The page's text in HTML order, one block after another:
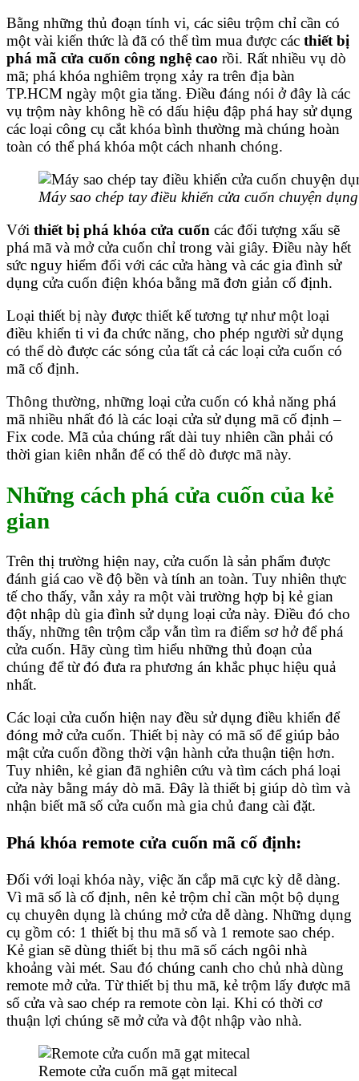
Bằng những thủ đoạn tính vi, các siêu trộm chỉ cần có
một vài kiến thức là đã có thể tìm mua được các thiết bị
phá mã cửa cuốn công nghệ cao rồi. Rất nhiều vụ dò
mã; phá khóa nghiêm trọng xảy ra trên địa bàn
TP.HCM ngày một gia tăng. Điều đáng nói ở đây là các
vụ trộm này không hề có dấu hiệu đập phá hay sử dụng
các loại công cụ cắt khóa bình thường mà chúng hoàn
toàn có thể phá khóa một cách nhanh chóng.
Máy sao chép tay điều khiển cửa cuốn chuyện dụng
Với thiết bị phá khóa cửa cuốn các đối tượng xấu sẽ
phá mã và mở cửa cuốn chỉ trong vài giây. Điều này hết
sức nguy hiểm đối với các cửa hàng và các gia đình sử
dụng cửa cuốn điện khóa bằng mã đơn giản cố định.
Loại thiết bị này được thiết kế tương tự như một loại
điều khiển ti vi đa chức năng, cho phép người sử dụng
có thể dò được các sóng của tất cả các loại cửa cuốn có
mã cố định.
Thông thường, những loại cửa cuốn có khả năng phá
mã nhiều nhất đó là các loại cửa sử dụng mã cố định –
Fix code. Mã của chúng rất dài tuy nhiên cần phải có
thời gian kiên nhẫn để có thể dò được mã này.
Những cách phá cửa cuốn của kẻ
gian
Trên thị trường hiện nay, cửa cuốn là sản phẩm được
đánh giá cao về độ bền và tính an toàn. Tuy nhiên thực
tế cho thấy, vẫn xảy ra một vài trường hợp bị kẻ gian
đột nhập dù gia đình sử dụng loại cửa này. Điều đó cho
thấy, những tên trộm cắp vẫn tìm ra điểm sơ hở để phá
cửa cuốn. Hãy cùng tìm hiểu những thủ đoạn của
chúng để từ đó đưa ra phương án khắc phục hiệu quả
nhất.
Các loại cửa cuốn hiện nay đều sử dụng điều khiển để
đóng mở cửa cuốn. Thiết bị này có mã số để giúp bảo
mật cửa cuốn đồng thời vận hành cửa thuận tiện hơn.
Tuy nhiên, kẻ gian đã nghiên cứu và tìm cách phá loại
cửa này bằng máy dò mã. Đây là thiết bị giúp dò tìm và
nhận biết mã số cửa cuốn mà gia chủ đang cài đặt.
Phá khóa remote cửa cuốn mã cố định:
Đối với loại khóa này, việc ăn cắp mã cực kỳ dễ dàng.
Vì mã số là cố định, nên kẻ trộm chỉ cần một bộ dụng
cụ chuyên dụng là chúng mở cửa dễ dàng. Những dụng
cụ gồm có: 1 thiết bị thu mã số và 1 remote sao chép.
Kẻ gian sẽ dùng thiết bị thu mã số cách ngôi nhà
khoảng vài mét. Sau đó chúng canh cho chủ nhà dùng
remote mở cửa. Từ thiết bị thu mã, kẻ trộm lấy được mã
số cửa và sao chép ra remote còn lại. Khi có thời cơ
thuận lợi chúng sẽ mở cửa và đột nhập vào nhà.
Remote cửa cuốn mã gạt mitecal